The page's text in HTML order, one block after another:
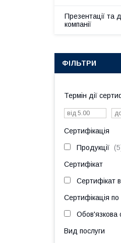
Презентації та
компанії
ФІЛЬТРИ
Термін дії
Сертифікація
Продукції 5
Сертифікат
Сертифікат
Сертифікація
Обов'язкова
Вид послуги